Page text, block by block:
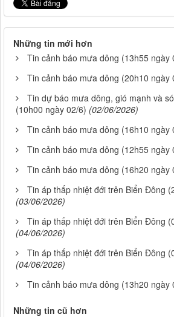
Những tin mới hơn
Tin cảnh báo mưa dông (13h55 ngày
Tin cảnh báo mưa dông (20h10 ngày
Tin dự báo mưa dông, gió mạnh và
(10h00 ngày 02/6) (02/06/2026)
Tin cảnh báo mưa dông (16h10 ngày
Tin cảnh báo mưa dông (12h55 ngày
Tin cảnh báo mưa dông (16h20 ngày
Tin áp thấp nhiệt đới trên Biển Đông
(03/06/2026)
Tin áp thấp nhiệt đới trên Biển Đông
(04/06/2026)
Tin áp thấp nhiệt đới trên Biển Đông
(04/06/2026)
Tin cảnh báo mưa dông (13h20 ngày
Những tin cũ hơn